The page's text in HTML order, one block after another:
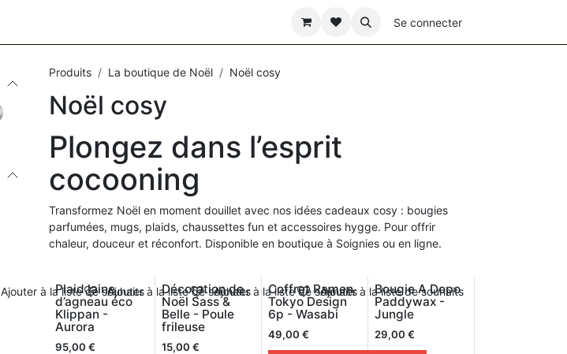
FÊTE DES PÈRES Se connecter
Produits La boutique de Noël Noël cosy
Noël cosy
Plongez dans l’esprit
cocooning
Transformez Noël en moment douillet avec nos idées cadeaux cosy : bougies
parfumées, mugs, plaids, chaussettes fun et accessoires hygge. Pour offrir
chaleur, douceur et réconfort. Disponible en boutique à Soignies ou en ligne.
Plaid laine
d’agneau éco
Klippan -
Aurora
95,00 €
Ajouter à la liste de souhaits
Décoration de
Noël Sass &
Belle - Poule
frileuse
15,00 €
Ajouter à la liste de souhaits
Coffret Ramen
Tokyo Design
6p - Wasabi
49,00 €
Ajouter à la liste de souhaits
Bougie A Dopo
Paddywax -
Jungle
29,00 €
Ajouter à la liste de souhaits